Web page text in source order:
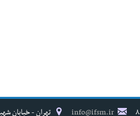
info@ifsm.ir تهران - خیابان شهید مفتح